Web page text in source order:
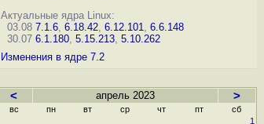
Актуальные ядра Linux:
03.08 7.1.6, 6.18.42, 6.12.101, 6.6.148
30.07 6.1.180, 5.15.213, 5.10.262
Изменения в ядре 7.2
< апрель 2023 >
вс пн вт ср чт пт
сб
1